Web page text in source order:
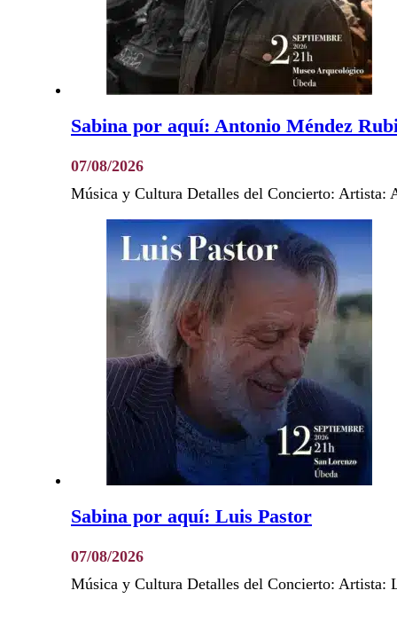
Sabina por aquí: Antonio Méndez
07/08/2026
Música y Cultura Detalles del Concierto: Artista:
Sabina por aquí: Luis Pastor
07/08/2026
Música y Cultura Detalles del Concierto: Artista: